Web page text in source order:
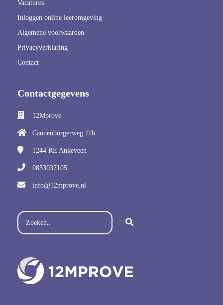
Vacatures
Inloggen online leeromgeving
Algemene voorwaarden
Privacyverklaring
Contact
Contactgegevens
12Mprove
Cannenburgerweg 11b
1244 RE Ankeveen
0853037105
info@12mprove.nl